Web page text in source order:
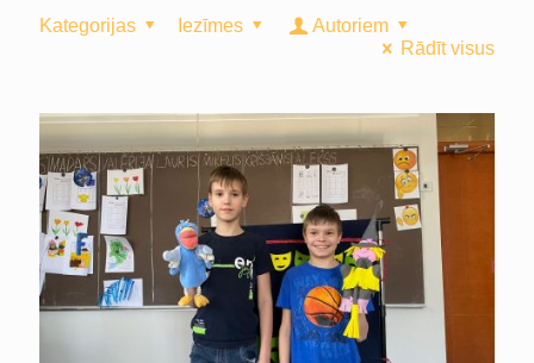
Kategorijas Iezīmes
Autoriem
Rādīt visus